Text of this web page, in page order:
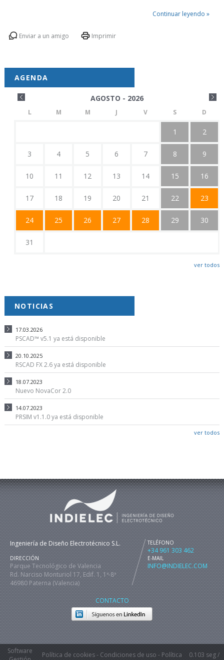
Continuar leyendo »
Enviar a un amigo Imprimir
AGENDA
AGOSTO - 2026
L M M J V S D
1 2
3 4 5 6 7 8 9
10 11 12 13 14 15 16
17 18 19 20 21 22 23
24 25 26 27 28 29 30
31
ver todos
NOTICIAS
17.03.2026
PSCAD™ v5.1 ya está disponible
20.10.2025
RSCAD FX 2.6 ya está disponible
18.07.2023
Nuevo NovaCor 2.0
14.07.2023
PRSIM v1.1.0 ya está disponible
ver todos
Ingeniería de Diseño Electrotécnico S.L. TELÉFONO
+34 961 303 462
DIRECCIÓN
Parque Tecnológico de Valencia
Rd. Narciso Monturiol 17, Edif. 1, 1ª-8ª
46980 Paterna (Valencia)
E-MAIL
INFO@INDIELEC.COM
CONTACTO
Software
Política de cookies- Condiciones de uso - Política
0.103 seg /